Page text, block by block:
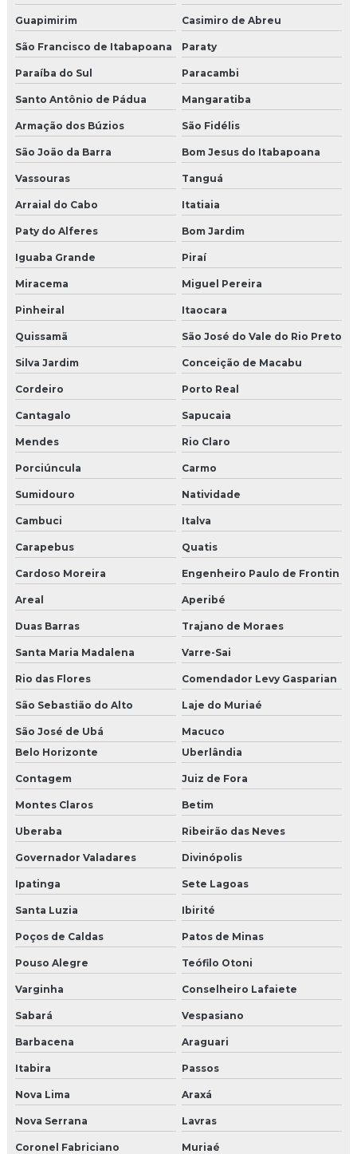
Moldura isopor para beiral
Moldura isopor beiral janela
Moldura de isopor com cimento
Moldura de isopor com cimento externa
Moldura de isopor externo
Moldura de isopor para fachada preço
Moldura de isopor janela
Moldura de isopor para muro
Moldura de isopor onde comprar
Moldura de isopor para portas e janelas
Moldura de isopor preço
Moldura de isopor revestida com cimento
Moldura em isopor com revestimento em argamassa
Moldura de isopor a venda
Moldura para muro
Moldura para parede externa
Moldura pingadeira
Moldura pingadeira externa
Moldura pingadeira muro
Moldura portas e janelas isopor preço
Moldura pré moldada eps revestida de cimento
Molduras cimentícias externas
Molduras de cimento para colunas
Molduras de cimento para janelas externas
Molduras de cimento para janelas e portas
Molduras para colunas
Molduras para colunas externa isopor e cimento
Molduras decorativas externas
Molduras em eps
Molduras eps externas preço
Molduras em eps para fachadas
Guapimirim Casimiro de Abreu
São Francisco de Itabapoana Paraty
Paraíba do Sul Paracambi
Santo Antônio de Pádua Mangaratiba
Armação dos Búzios São Fidélis
São João da Barra Bom Jesus do Itabapoana
Vassouras Tanguá
Arraial do Cabo Itatiaia
Paty do Alferes Bom Jardim
Iguaba Grande Piraí
Miracema Miguel Pereira
Pinheiral Itaocara
Quissamã São José do Vale do Rio Preto
Silva Jardim Conceição de Macabu
Cordeiro Porto Real
Cantagalo Sapucaia
Mendes Rio Claro
Porciúncula Carmo
Sumidouro Natividade
Cambuci Italva
Carapebus Quatis
Cardoso Moreira Engenheiro Paulo de Frontin
Areal Aperibé
Duas Barras Trajano de Moraes
Santa Maria Madalena Varre-Sai
Rio das Flores Comendador Levy Gasparian
São Sebastião do Alto Laje do Muriaé
São José de Ubá
Macuco
Belo Horizonte
Uberlândia
Contagem Juiz de Fora
Montes Claros Betim
Uberaba Ribeirão das Neves
Governador Valadares Divinópolis
Ipatinga Sete Lagoas
Santa Luzia Ibirité
Poços de Caldas Patos de Minas
Pouso Alegre Teófilo Otoni
Varginha Conselheiro Lafaiete
Sabará Vespasiano
Barbacena Araguari
Itabira Passos
Nova Lima Araxá
Nova Serrana Lavras
Coronel Fabriciano Muriaé